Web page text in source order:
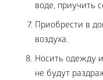
воде, приучить
Приобрести в
воздуха.
Носить одежду
не будут